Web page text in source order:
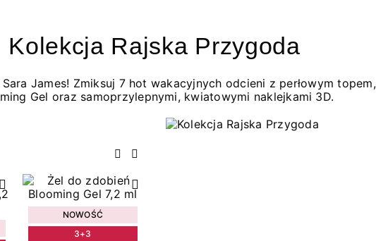
Kolekcja Rajska Przygoda
James! Zmiksuj 7 hot wakacyjnych odcieni z perłowym
Gel oraz samoprzylepnymi, kwiatowymi naklejkami 3D.
Poprzedni
Następny
NOWOŚĆ
3+3